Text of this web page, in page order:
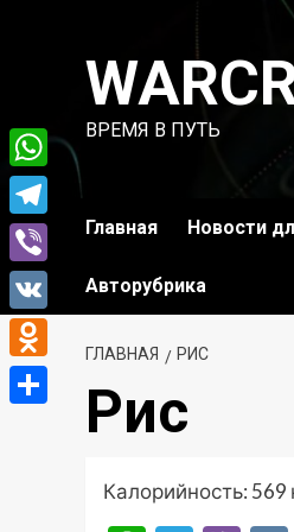
содержимому
ВРЕМЯ В ПУТЬ
Главная Новости
Авторубрика
ГЛАВНАЯ РИС
Рис
Калорийность: 569
WhatsApp
Telegram
Viber
VK
Odnoklassniki
Отправить